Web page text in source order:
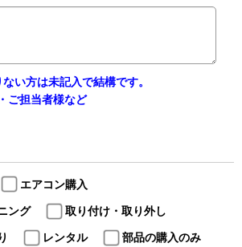
い方は未記入で結構です。
ご担当者様など
エアコン購入
ング
取り付け・取り外し
レンタル
部品の購入のみ